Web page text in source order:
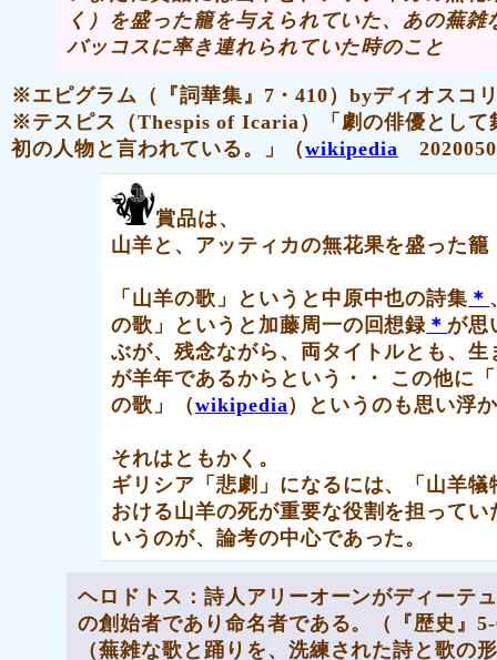
く）を盛った籠を与えられていた、あの蕪雑
バッコスに率き連れられていた時のこと
※エピグラム（『詞華集』7・410）byディオスコ
※テスピス（Thespis of Icaria）「劇の俳優として
初の人物と言われている。」（wikipedia
賞品は、
山羊と、アッティカの無花果を盛った籠
「山羊の歌」というと中原中也の詩集 ＊
の歌」というと加藤周一の回想録 ＊ が思
ぶが、残念ながら、両タイトルとも、生
が羊年であるからという・・ この他に
の歌」（wikipedia）というのも思い浮
それはともかく。
ギリシア 「悲劇」になるには、「山羊犠
おける山羊の死が重要な役割を担ってい
いうのが、論考の中心であった。
ヘロドトス：詩人アリーオーンがディーテ
の創始者であり命名者である。（『歴史』
（蕪雑な歌と踊りを、洗練された詩と歌の